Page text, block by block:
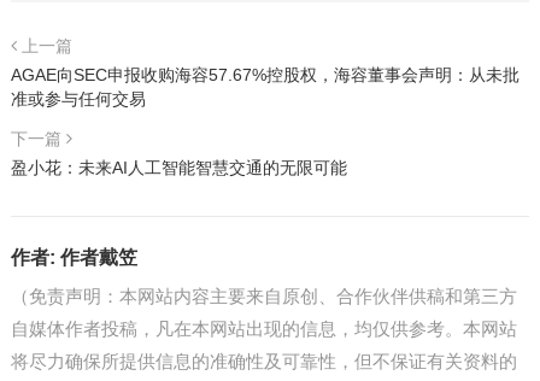
上一篇
AGAE向SEC申报收购海容57.67%控股权，海容董事会声明：从未批
准或参与任何交易
下一篇
盈小花：未来AI人工智能智慧交通的无限可能
作者: 作者戴笠
（免责声明：本网站内容主要来自原创、合作伙伴供稿和第三方
自媒体作者投稿，凡在本网站出现的信息，均仅供参考。本网站
将尽力确保所提供信息的准确性及可靠性，但不保证有关资料的